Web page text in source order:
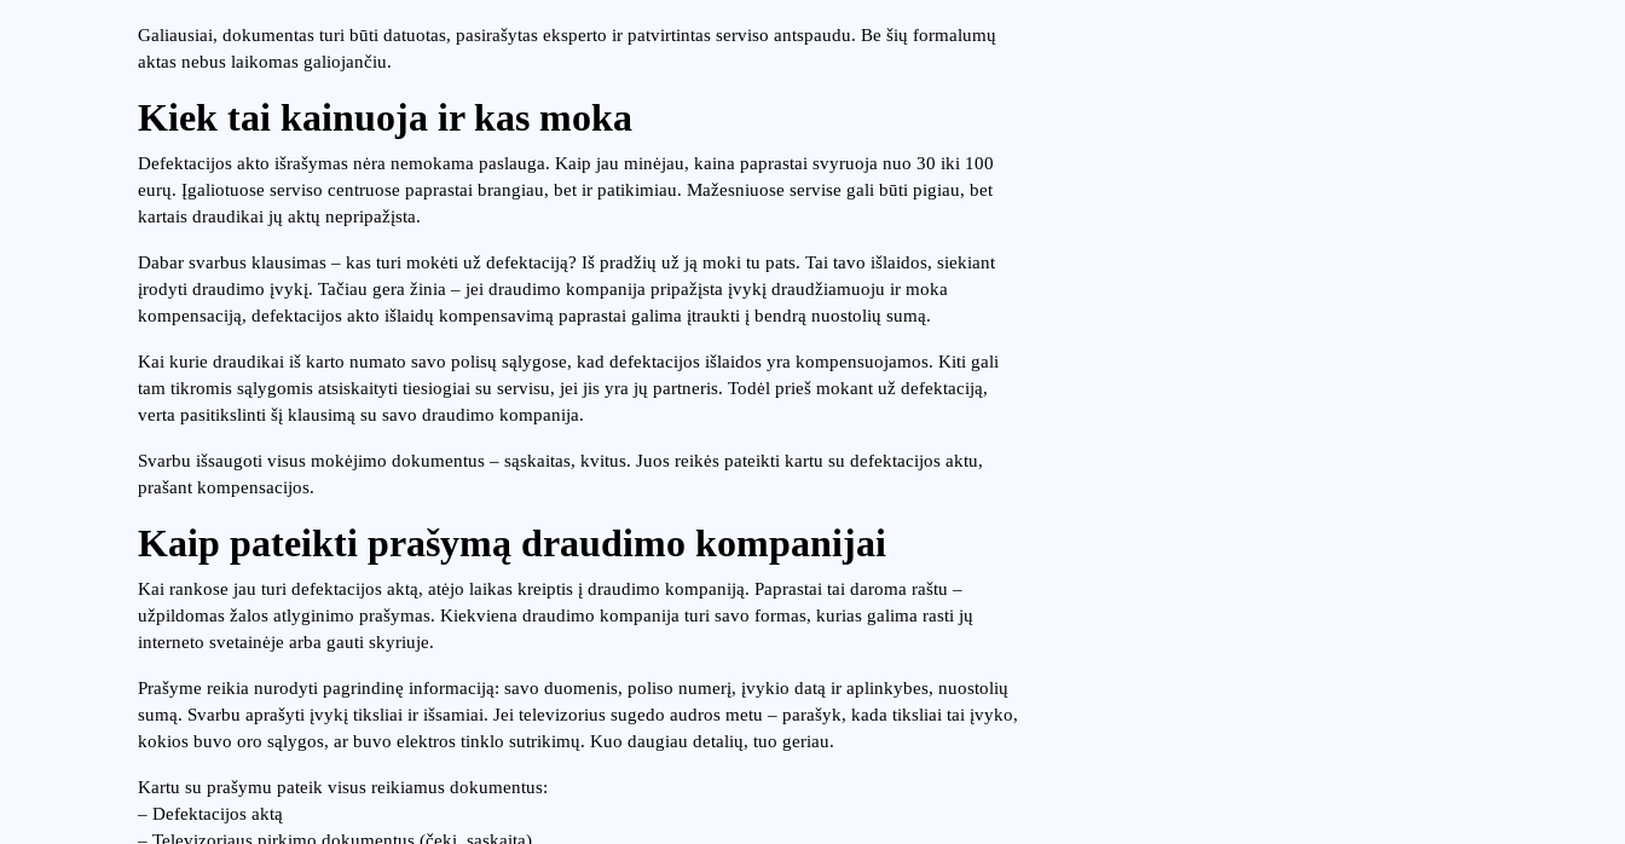
Galiausiai, dokumentas turi būti datuotas, pasirašytas eksperto ir patvirtintas serviso antspaudu. Be šių formalumų
aktas nebus laikomas galiojančiu.
Kiek tai kainuoja ir kas moka
Defektacijos akto išrašymas nėra nemokama paslauga. Kaip jau minėjau, kaina paprastai svyruoja nuo 30 iki 100
eurų. Įgaliotuose serviso centruose paprastai brangiau, bet ir patikimiau. Mažesniuose servise gali būti pigiau, bet
kartais draudikai jų aktų nepripažįsta.
Dabar svarbus klausimas – kas turi mokėti už defektaciją? Iš pradžių už ją moki tu pats. Tai tavo išlaidos, siekiant
įrodyti draudimo įvykį. Tačiau gera žinia – jei draudimo kompanija pripažįsta įvykį draudžiamuoju ir moka
kompensaciją, defektacijos akto išlaidų kompensavimą paprastai galima įtraukti į bendrą nuostolių sumą.
Kai kurie draudikai iš karto numato savo polisų sąlygose, kad defektacijos išlaidos yra kompensuojamos. Kiti gali
tam tikromis sąlygomis atsiskaityti tiesiogiai su servisu, jei jis yra jų partneris. Todėl prieš mokant už defektaciją,
verta pasitikslinti šį klausimą su savo draudimo kompanija.
Svarbu išsaugoti visus mokėjimo dokumentus – sąskaitas, kvitus. Juos reikės pateikti kartu su defektacijos aktu,
prašant kompensacijos.
Kaip pateikti prašymą draudimo kompanijai
Kai rankose jau turi defektacijos aktą, atėjo laikas kreiptis į draudimo kompaniją. Paprastai tai daroma raštu –
užpildomas žalos atlyginimo prašymas. Kiekviena draudimo kompanija turi savo formas, kurias galima rasti jų
interneto svetainėje arba gauti skyriuje.
Prašyme reikia nurodyti pagrindinę informaciją: savo duomenis, poliso numerį, įvykio datą ir aplinkybes, nuostolių
sumą. Svarbu aprašyti įvykį tiksliai ir išsamiai. Jei televizorius sugedo audros metu – parašyk, kada tiksliai tai įvyko,
kokios buvo oro sąlygos, ar buvo elektros tinklo sutrikimų. Kuo daugiau detalių, tuo geriau.
Kartu su prašymu pateik visus reikiamus dokumentus:
– Defektacijos aktą
– Televizoriaus pirkimo dokumentus (čekį, sąskaitą)